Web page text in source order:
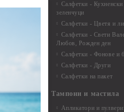
и
Салфетки -
зеленчуци
Салфетки - Цветя и
Салфетки - Свети
Любов, Рожден ден
Салфетки - Фонове и
Салфетки - Други
Салфетки на пакет
Тампони и мастила
Апликатори и